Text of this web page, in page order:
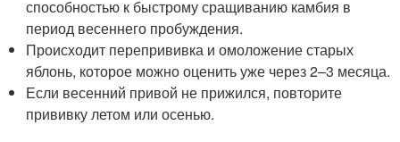
способностью к быстрому сращиванию камбия в
период весеннего пробуждения.
Происходит перепрививка и омоложение старых
яблонь, которое можно оценить уже через 2–3 месяца.
Если весенний привой не прижился, повторите
прививку летом или осенью.